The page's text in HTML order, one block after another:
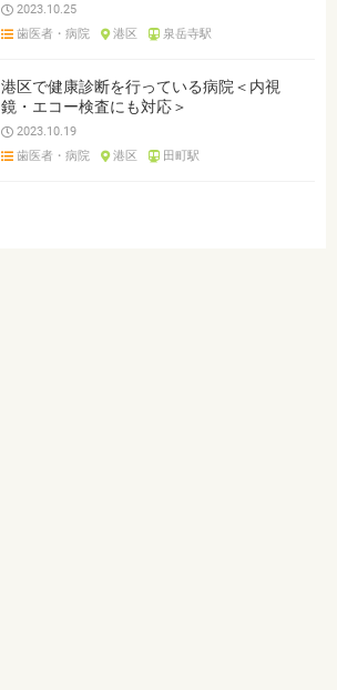
クリア 検索
2023.10.25
歯医者・病院
港区 泉岳寺駅
港区で健康診断を行っている病院＜内視
鏡・エコー検査にも対応＞
2023.10.19
歯医者・病院
港区 田町駅